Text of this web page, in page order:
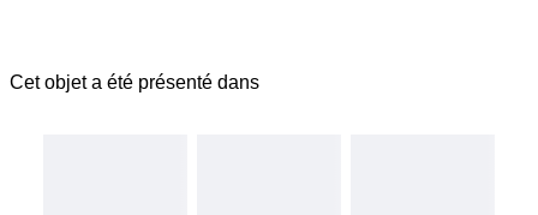
Cet objet a été présenté dans